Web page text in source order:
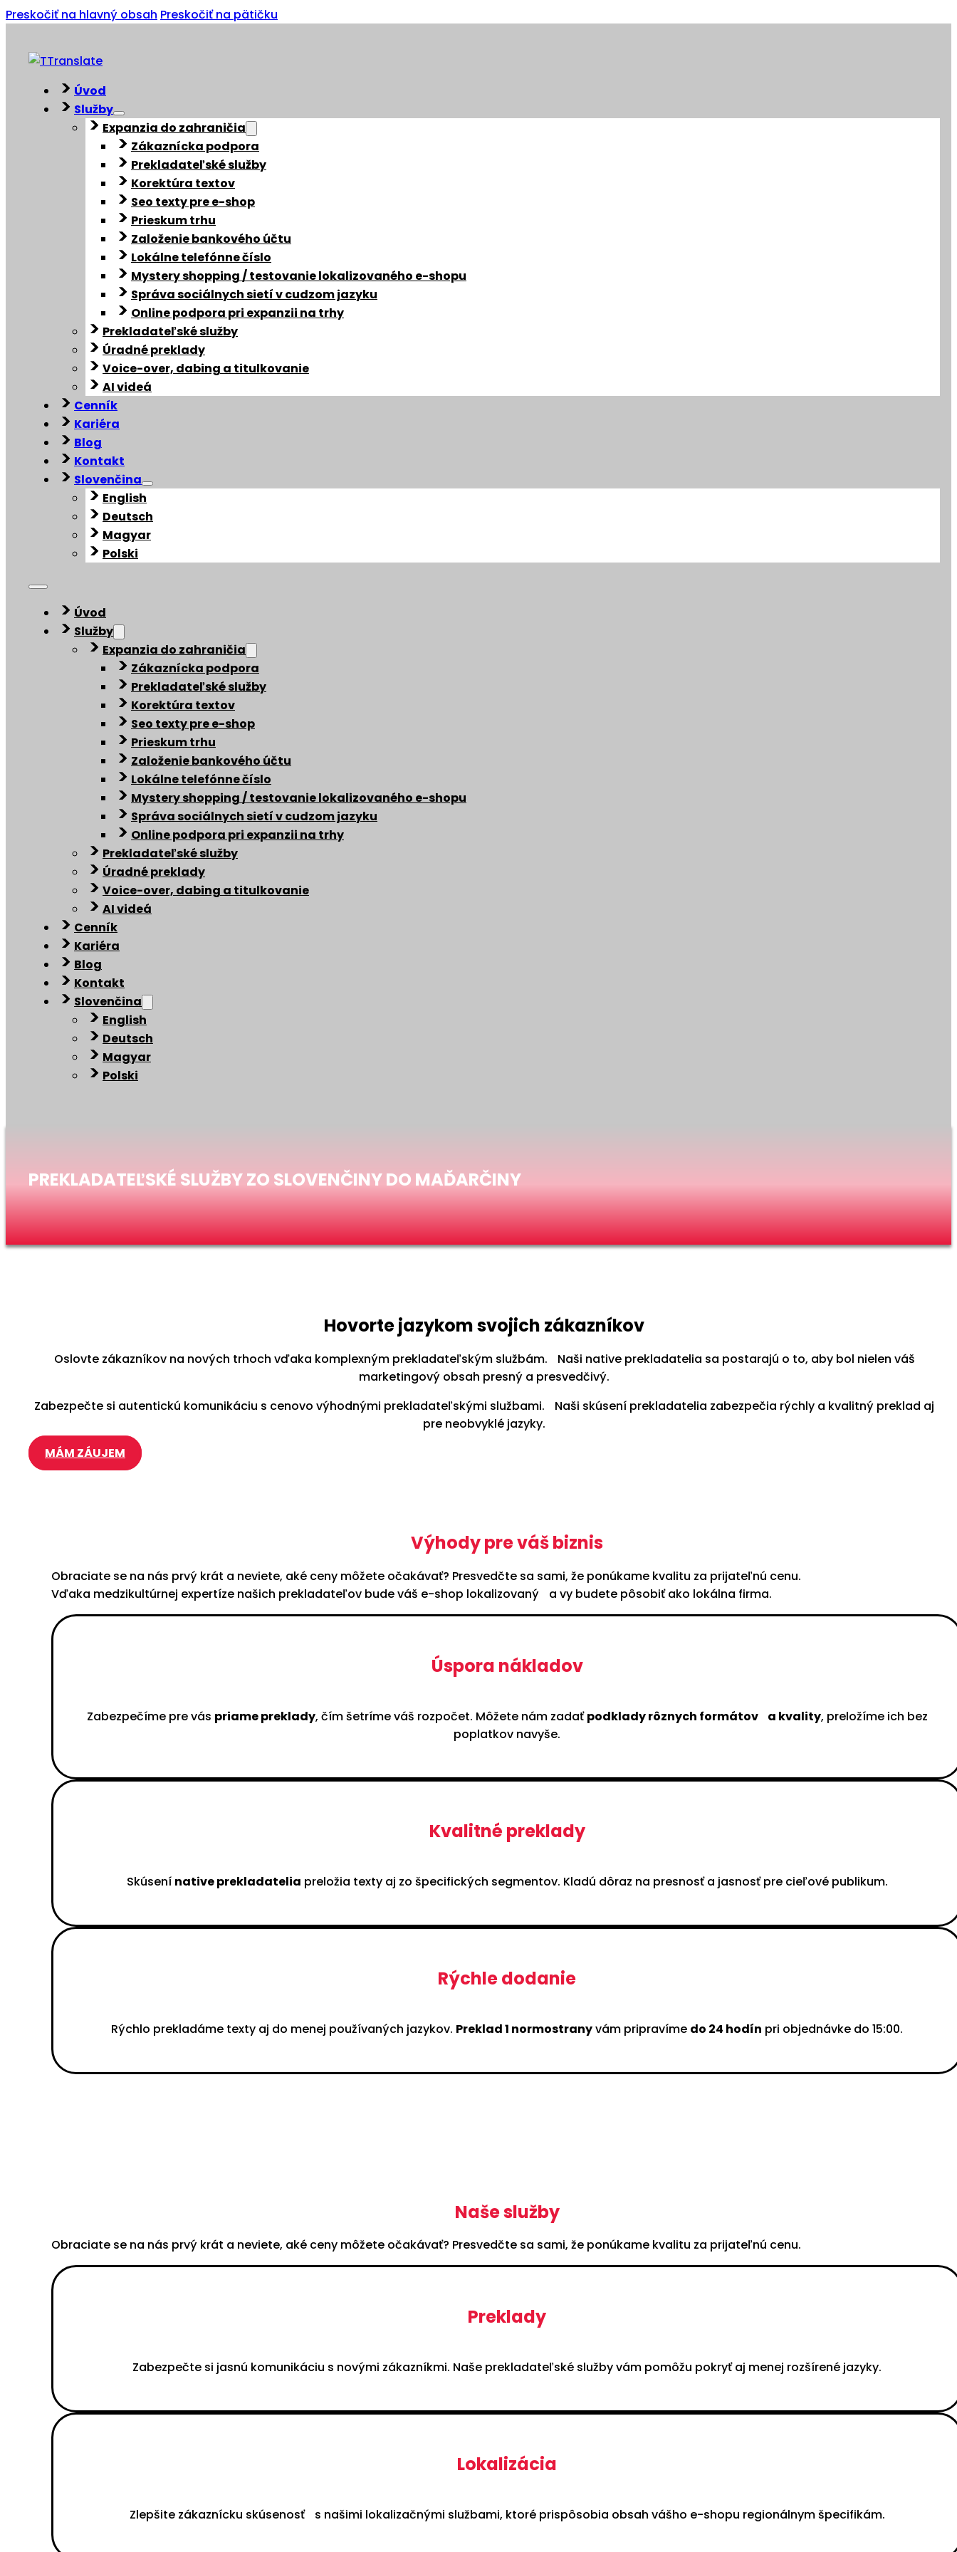
Preskočiť na hlavný obsah Preskočiť na pätičku
Úvod
Služby
Expanzia do zahraničia
Zákaznícka podpora
Prekladateľské služby
Korektúra textov
Seo texty pre e-shop
Prieskum trhu
Založenie bankového účtu
Lokálne telefónne číslo
Mystery shopping / testovanie lokalizovaného e-shopu
Správa sociálnych sietí v cudzom jazyku
Online podpora pri expanzii na trhy
Prekladateľské služby
Úradné preklady
Voice-over, dabing a titulkovanie
AI videá
Cenník
Kariéra
Blog
Kontakt
Slovenčina
English
Deutsch
Magyar
Polski
Úvod
Služby
Expanzia do zahraničia
Zákaznícka podpora
Prekladateľské služby
Korektúra textov
Seo texty pre e-shop
Prieskum trhu
Založenie bankového účtu
Lokálne telefónne číslo
Mystery shopping / testovanie lokalizovaného e-shopu
Správa sociálnych sietí v cudzom jazyku
Online podpora pri expanzii na trhy
Prekladateľské služby
Úradné preklady
Voice-over, dabing a titulkovanie
AI videá
Cenník
Kariéra
Blog
Kontakt
Slovenčina
English
Deutsch
Magyar
Polski
PREKLADATEĽSKÉ SLUŽBY ZO SLOVENČINY DO MAĎARČINY
Hovorte jazykom svojich zákazníkov
Oslovte zákazníkov na nových trhoch vďaka komplexným prekladateľským službám. Naši native prekladatelia sa postarajú o to, aby bol nielen váš
marketingový obsah presný a presvedčivý.
Zabezpečte si autentickú komunikáciu s cenovo výhodnými prekladateľskými službami. Naši skúsení prekladatelia zabezpečia rýchly a kvalitný preklad aj
pre neobvyklé jazyky.
MÁM ZÁUJEM
Výhody pre váš biznis
Obraciate se na nás prvý krát a neviete, aké ceny môžete očakávať? Presvedčte sa sami, že ponúkame kvalitu za prijateľnú cenu.
Vďaka medzikultúrnej expertíze našich prekladateľov bude váš e-shop lokalizovaný a vy budete pôsobiť ako lokálna firma.
Úspora nákladov
Zabezpečíme pre vás priame preklady, čím šetríme váš rozpočet. Môžete nám zadaťpodklady rôznych formátov a kvality, preložíme ich bez
poplatkov navyše.
Kvalitné preklady
Skúsení native prekladatelia preložia texty aj zo špecifických segmentov. Kladú dôraz na presnosť a jasnosť pre cieľové publikum.
Rýchle dodanie
Rýchlo prekladáme texty aj do menej používaných jazykov. Preklad 1 normostranyvám pripravíme do 24 hodín pri objednávke do 15:00.
Naše služby
Obraciate se na nás prvý krát a neviete, aké ceny môžete očakávať? Presvedčte sa sami, že ponúkame kvalitu za prijateľnú cenu.
Preklady
Zabezpečte si jasnú komunikáciu s novými zákazníkmi. Naše prekladateľské služby vám pomôžu pokryť aj menej rozšírené jazyky.
Lokalizácia
Zlepšite zákaznícku skúsenosť s našimi lokalizačnými službami, ktoré prispôsobia obsah vášho e-shopu regionálnym špecifikám.